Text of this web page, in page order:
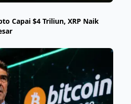
Capai $4 Triliun, XRP Naik